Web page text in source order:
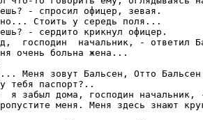
- спросил офицер, зевая.
Стоить у середь поля...
- сердито крикнул офицер.
господин  начальник, - ответил
очень больна жена...
Меня зовут Бальсен, Отто
тебя паспорт?..
я забыл дома, господин начальник,
меня. Меня здесь знают